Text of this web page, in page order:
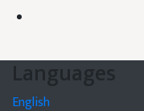
Languages
English